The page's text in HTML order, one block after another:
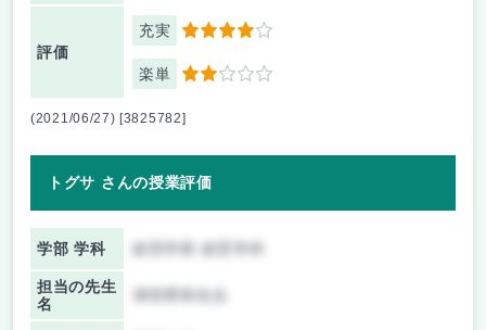
評価
充実 4
楽単 2
(2021/06/27) [3825782]
トグサ さんの授業評価
学部 学科
担当の先生
名